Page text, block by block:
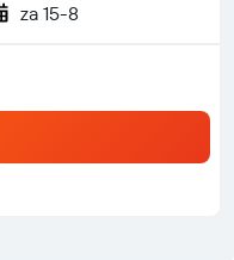
za 15-8